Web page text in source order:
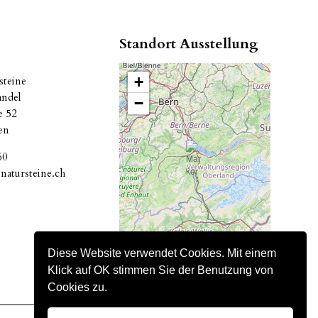
Diese Website verwendet Cookies. Mit einem
Klick auf OK stimmen Sie der Benutzung von
Cookies zu.
52
Standort Ausstellung
+
−